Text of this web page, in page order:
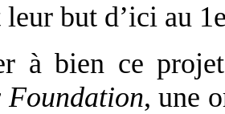
but d’ici au
à bien ce
, une